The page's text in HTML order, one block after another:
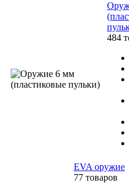
484
EVA оружие
77 товаров